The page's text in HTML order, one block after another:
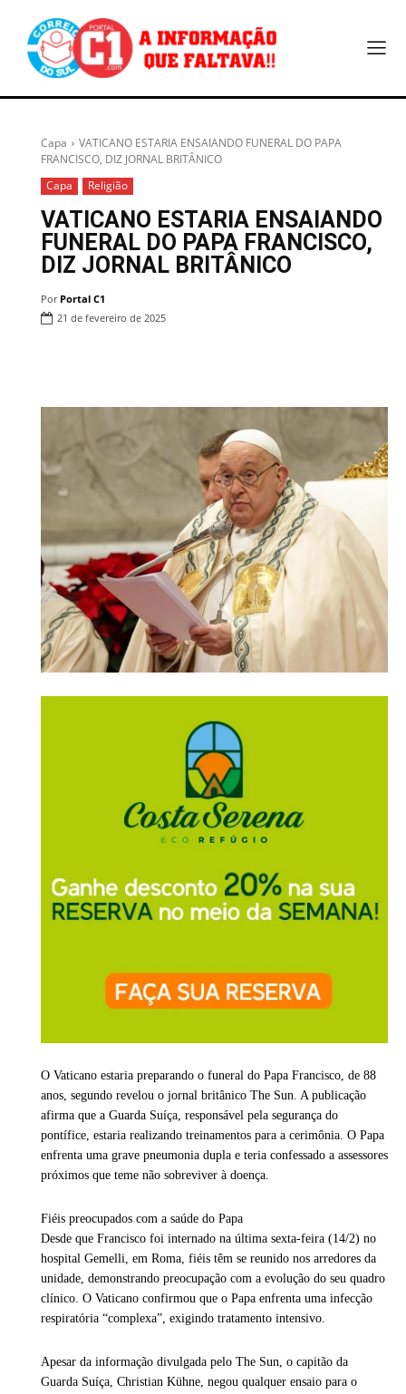
Capa
VATICANO ESTARIA ENSAIANDO FUNERAL DO PAPA
FRANCISCO, DIZ JORNAL BRITÂNICO
Capa
Religião
VATICANO ESTARIA ENSAIANDO
FUNERAL DO PAPA FRANCISCO,
DIZ JORNAL BRITÂNICO
Por Portal C1
21 de fevereiro de 2025
O Vaticano estaria preparando o funeral do Papa Francisco, de 88
anos, segundo revelou o jornal britânico The Sun. A publicação
afirma que a Guarda Suíça, responsável pela segurança do
pontífice, estaria realizando treinamentos para a cerimônia. O Papa
enfrenta uma grave pneumonia dupla e teria confessado a assessores
próximos que teme não sobreviver à doença.
Fiéis preocupados com a saúde do Papa
Desde que Francisco foi internado na última sexta-feira (14/2) no
hospital Gemelli, em Roma, fiéis têm se reunido nos arredores da
unidade, demonstrando preocupação com a evolução do seu quadro
clínico. O Vaticano confirmou que o Papa enfrenta uma infecção
respiratória “complexa”, exigindo tratamento intensivo.
Apesar da informação divulgada pelo The Sun, o capitão da
Guarda Suíça, Christian Kühne, negou qualquer ensaio para o